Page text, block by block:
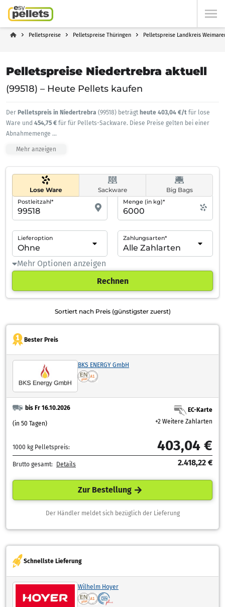
Pelletspreise Pelletspreise Thüringen Pelletspreise Landkreis
Pelletspreise Niedertrebra aktuell
(99518) – Heute Pellets kaufen
Der Pelletspreis in Niedertrebra (99518) beträgt heute 403,04 €/t für lose
Ware und 454,75 € für für Pellets-Sackware. Diese Preise gelten bei einer
Abnahmemenge ...
Mehr anzeigen
Lose Ware Sackware Big Bags
Postleitzahl* Menge (in kg)*
Lieferoption Zahlungsarten*
Mehr Optionen anzeigen
Rechnen
Sortiert nach Preis (günstigster zuerst)
Bester Preis
BKS ENERGY GmbH
bis Fr 16.10.2026
(in 50 Tagen)
EC-Karte
+2 Weitere Zahlarten
1000 kg Pelletspreis: 403,04 €
Brutto gesamt: Details 2.418,22 €
Zur Bestellung
Der Händler meldet sich bezüglich der Lieferung
Schnellste Lieferung
Wilhelm Hoyer